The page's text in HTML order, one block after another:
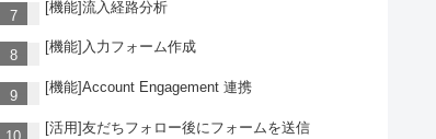
[機能]流入経路分析
[機能]入力フォーム作成
[機能]Account Engagement 連携
[活用]友だちフォロー後にフォームを送信